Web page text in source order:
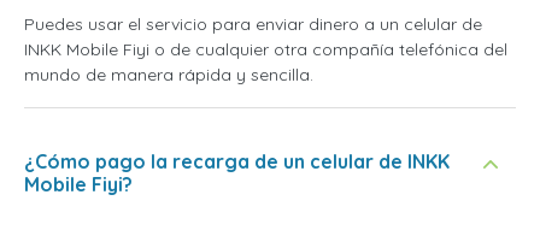
Puedes usar el servicio para enviar dinero a un celular de
INKK Mobile Fiyi o de cualquier otra compañía telefónica del
mundo de manera rápida y sencilla.
¿Cómo pago la recarga de un celular de INKK
Mobile Fiyi?